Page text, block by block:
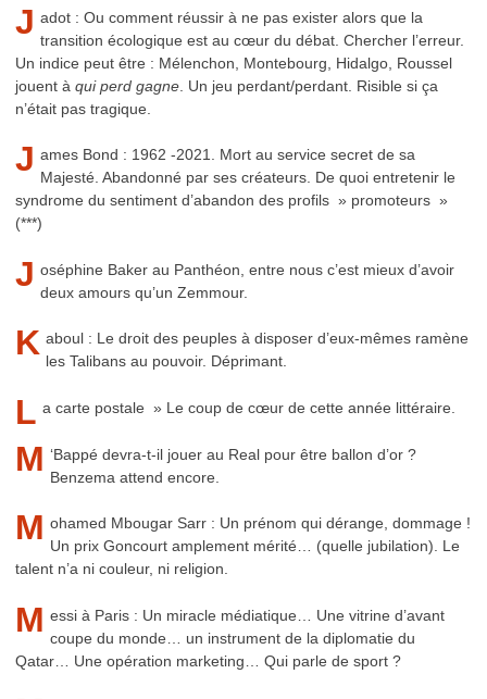
J adot : Ou comment réussir à ne pas exister alors que la
transition écologique est au cœur du débat. Chercher l’erreur.
Un indice peut être : Mélenchon, Montebourg, Hidalgo, Roussel
jouent àqui perd gagne . Un jeu perdant/perdant. Risible si ça
n’était pas tragique.
J ames Bond : 1962 -2021. Mort au service secret de sa
Majesté. Abandonné par ses créateurs. De quoi entretenir le
syndrome du sentiment d’abandon des profils » promoteurs »
(***)
J oséphine Baker au Panthéon, entre nous c’est mieux d’avoir
deux amours qu’un Zemmour.
K aboul : Le droit des peuples à disposer d’eux-mêmes ramène
les Talibans au pouvoir. Déprimant.
L a carte postale » Le coup de cœur de cette année littéraire.
M ‘Bappé devra-t-il jouer au Real pour être ballon d’or ?
Benzema attend encore.
M ohamed Mbougar Sarr : Un prénom qui dérange, dommage !
Un prix Goncourt amplement mérité… (quelle jubilation). Le
talent n’a ni couleur, ni religion.
M essi à Paris : Un miracle médiatique… Une vitrine d’avant
coupe du monde… un instrument de la diplomatie du
Qatar… Une opération marketing… Qui parle de sport ?